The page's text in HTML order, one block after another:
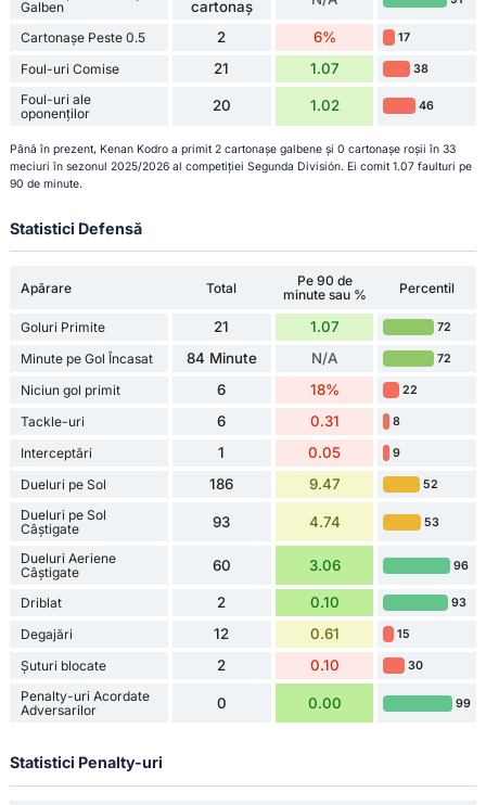
Galben
cartonaș
Cartonașe Peste 0.5 2 6% 17
Foul-uri Comise 21 1.07 38
Foul-uri ale
oponenților
20 1.02 46
Până în prezent, Kenan Kodro a primit 2 cartonașe galbene și 0 cartonașe roșii în 33
meciuri în sezonul 2025/2026 al competiției Segunda División. Ei comit 1.07 faulturi pe
90 de minute.
Statistici Defensă
Apărare Total
Pe 90 de
minute sau %
Percentil
Goluri Primite 21 1.07 72
Minute pe Gol Încasat 84 Minute N/A 72
Niciun gol primit 6 18% 22
Tackle-uri 6 0.31 8
Interceptări 1 0.05 9
Dueluri pe Sol 186 9.47 52
Dueluri pe Sol
Câștigate
93 4.74 53
Dueluri Aeriene
Câștigate
60 3.06 96
Driblat 2 0.10 93
Degajări 12 0.61 15
Șuturi blocate 2 0.10 30
Penalty-uri Acordate
Adversarilor
0 0.00 99
Statistici Penalty-uri